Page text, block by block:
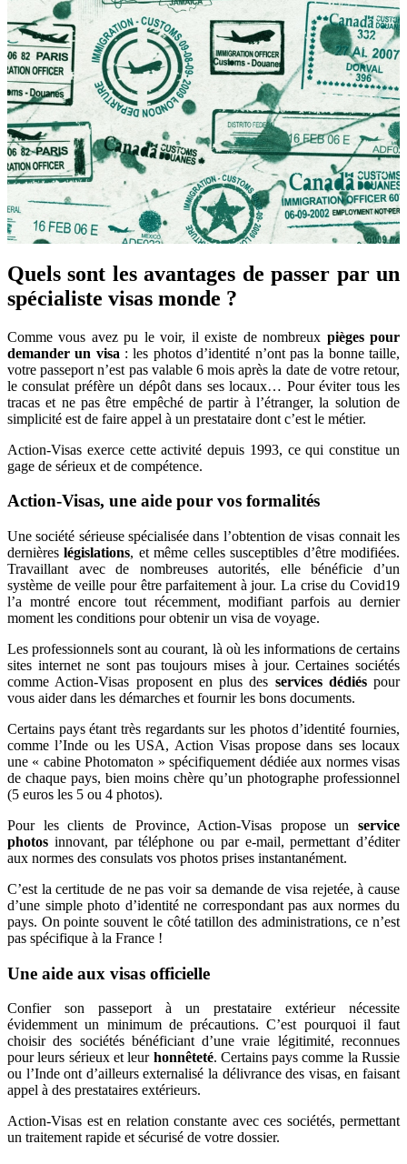
Quels sont les avantages de passer par un
spécialiste visas monde ?
Comme vous avez pu le voir, il existe de nombreux pièges pour
demander un visa : les photos d’identité n’ont pas la bonne taille,
votre passeport n’est pas valable 6 mois après la date de votre retour,
le consulat préfère un dépôt dans ses locaux… Pour éviter tous les
tracas et ne pas être empêché de partir à l’étranger, la solution de
simplicité est de faire appel à un prestataire dont c’est le métier.
Action-Visas exerce cette activité depuis 1993, ce qui constitue un
gage de sérieux et de compétence.
Action-Visas, une aide pour vos formalités
Une société sérieuse spécialisée dans l’obtention de visas connait les
dernièreslégislations, et même celles susceptibles d’être modifiées.
Travaillant avec de nombreuses autorités, elle bénéficie d’un
système de veille pour être parfaitement à jour. La crise du Covid19
l’a montré encore tout récemment, modifiant parfois au dernier
moment les conditions pour obtenir un visa de voyage.
Les professionnels sont au courant, là où les informations de certains
sites internet ne sont pas toujours mises à jour. Certaines sociétés
comme Action-Visas proposent en plus des services dédiéspour
vous aider dans les démarches et fournir les bons documents.
Certains pays étant très regardants sur les photos d’identité fournies,
comme l’Inde ou les USA, Action Visas propose dans ses locaux
une « cabine Photomaton » spécifiquement dédiée aux normes visas
de chaque pays, bien moins chère qu’un photographe professionnel
(5 euros les 5 ou 4 photos).
Pour les clients de Province, Action-Visas propose un service
photos innovant, par téléphone ou par e-mail, permettant d’éditer
aux normes des consulats vos photos prises instantanément.
C’est la certitude de ne pas voir sa demande de visa rejetée, à cause
d’une simple photo d’identité ne correspondant pas aux normes du
pays. On pointe souvent le côté tatillon des administrations, ce n’est
pas spécifique à la France !
Une aide aux visas officielle
Confier son passeport à un prestataire extérieur nécessite
évidemment un minimum de précautions. C’est pourquoi il faut
choisir des sociétés bénéficiant d’une vraie légitimité, reconnues
pour leurs sérieux et leur honnêteté. Certains pays comme la Russie
ou l’Inde ont d’ailleurs externalisé la délivrance des visas, en faisant
appel à des prestataires extérieurs.
Action-Visas est en relation constante avec ces sociétés, permettant
un traitement rapide et sécurisé de votre dossier.